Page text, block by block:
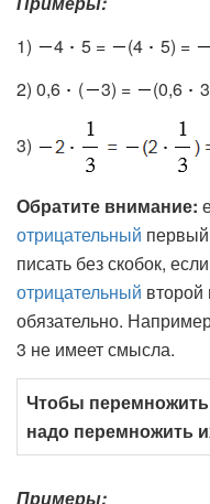
1)
4 5 = (4 5) =
2) 0,6
( 3) = (0,6
3)
Обратите внимание:
отрицательный
писать без скобок,
отрицательный второй
обязательно.
3 не имеет смысла.
Чтобы
надо перемножить
Примеры: